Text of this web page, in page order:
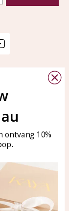
Ma-Vr
17:00
ontvang 10%